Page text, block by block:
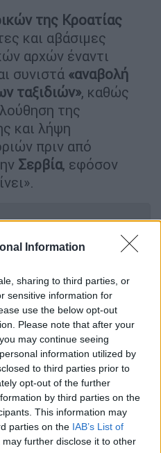
Information
sharing to third parties, or
sensitive information for
use the below opt-out
Please note that after your
may continue seeing
information utilized by
to third parties prior to
opt-out of the further
by third parties on the
This information may
parties on the IAB’s List of
may further disclose it to other
της Κροατίας
και αβάσιμες
αρχών έναντι
συνιστά «αναβολή
ταξιδιών», καθώς
της
και λήψη
πριν από
Σερβία, εφόσον
Δυο νεκροί
στην
Κροάτες
μετά την
αρχές, στις 22